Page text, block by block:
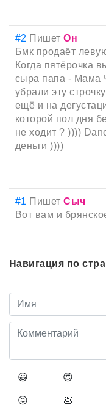
#2 ПишетОн
Бмк продаёт
Когда пятёрочка
сыра папа - Мама
убрали эту
ещё и на
которой пол дня
не ходит ? ))))
деньги ))))
#1 ПишетСыч
Вот вам и
Навигация по
😀 😍
😖 💩